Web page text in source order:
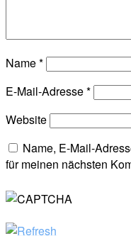
Name*
E-Mail-Adresse*
Website
Name, E-Mail-
für meinen nächsten